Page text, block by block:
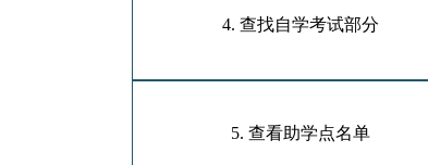
4. 查找自学考试部分
5. 查看助学点名单